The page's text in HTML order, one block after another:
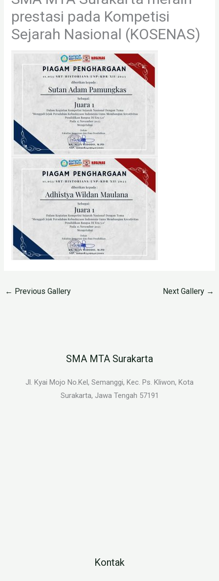
prestasi pada Kompetisi
Sejarah Nasional (KOSENAS)
← Previous Gallery Next Gallery →
SMA MTA Surakarta
Jl. Kyai Mojo No.Kel, Semanggi, Kec. Ps. Kliwon, Kota
Surakarta, Jawa Tengah 57191
Kontak